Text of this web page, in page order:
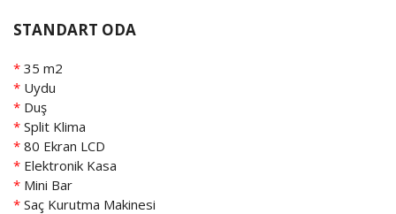
STANDART ODA
* 35 m2
* Uydu
* Duş
* Split Klima
* 80 Ekran LCD
* Elektronik Kasa
* Mini Bar
* Saç Kurutma Makinesi